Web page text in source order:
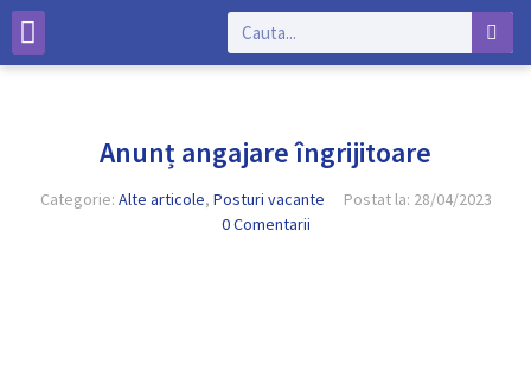
Anunț angajare îngrijitoare
Categorie: Alte articole, Posturi vacante Postat la: 28/04/2023
0 Comentarii